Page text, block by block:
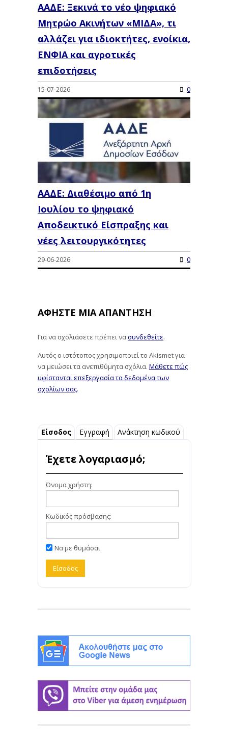
ΑΑΔΕ: Ξεκινά το νέο ψηφιακό
Μητρώο Ακινήτων «ΜΙΔΑ», τι
αλλάζει για ιδιοκτήτες, ενοίκια,
ΕΝΦΙΑ και αγροτικές
επιδοτήσεις
15-07-2026 0
ΑΑΔΕ: Διαθέσιμο από 1η
Ιουλίου το ψηφιακό
Αποδεικτικό Είσπραξης και
νέες λειτουργικότητες
29-06-2026 0
ΑΦΉΣΤΕ ΜΙΑ ΑΠΆΝΤΗΣΗ
Για να σχολιάσετε πρέπει νασυνδεθείτε.
Αυτός ο ιστότοπος χρησιμοποιεί το Akismet για
να μειώσει τα ανεπιθύμητα σχόλια. Μάθετε πώς
υφίστανται επεξεργασία τα δεδομένα των
σχολίων σας.
Είσοδος Εγγραφή Ανάκτηση κωδικού
Έχετε λογαριασμό;
Όνομα χρήστη:
Κωδικός πρόσβασης:
Να με θυμάσαι